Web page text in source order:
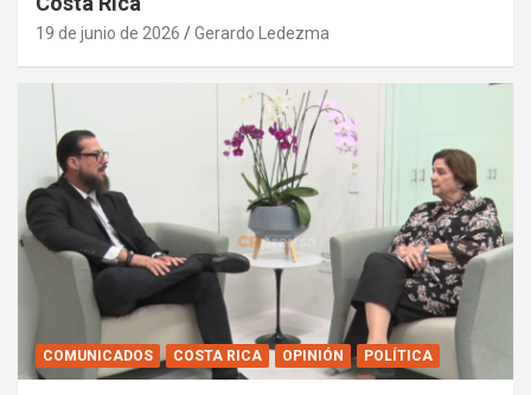
19 de junio de 2026 Gerardo Ledezma
COMUNICADOS COSTA RICA OPINIÓN POLÍTICA